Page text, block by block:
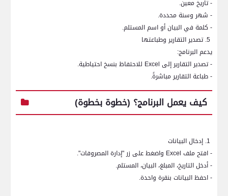
- تاريخ معين.
- شهر وسنة محددة.
- كلمة في البيان أو اسم المستلم.
5. تصدير التقارير وطباعتها
يدعم البرنامج:
- تصدير التقارير إلى Excel للاحتفاظ بنسخ احتياطية.
- طباعة التقارير مباشرةً.
كيف يعمل البرنامج؟ (خطوة بخطوة)
1. إدخال البيانات
- افتح ملف Excel واضغط على زر "إدارة المصروفات".
- أدخل التاريخ، المبلغ، البيان، المستلم.
- احفظ البيانات بنقرة واحدة.